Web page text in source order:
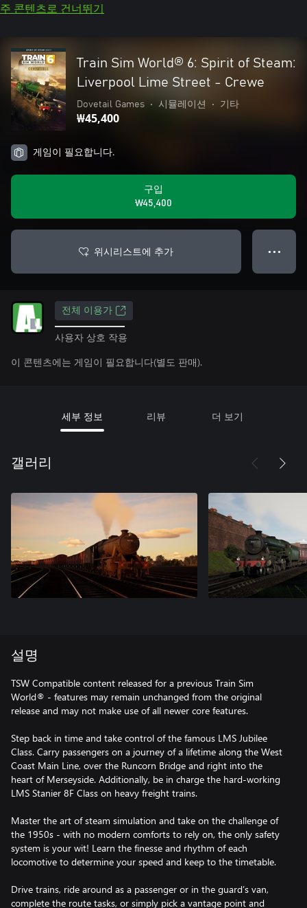
주 콘텐츠로 건너뛰기
Train Sim World® 6: Spirit of Steam:
Liverpool Lime Street - Crewe
Dovetail Games • 시뮬레이션 • 기타
₩45,400
게임이 필요합니다.
구입
₩45,400
위시리스트에 추가 ● ● ●
전체 이용가
사용자 상호 작용
이 콘텐츠에는 게임이 필요합니다(별도 판매).
세부 정보 리뷰 더 보기
갤러리
설명
TSW Compatible content released for a previous Train Sim
World® - features may remain unchanged from the original
release and may not make use of all newer core features.
Step back in time and take control of the famous LMS Jubilee
Class. Carry passengers on a journey of a lifetime along the West
Coast Main Line, over the Runcorn Bridge and right into the
heart of Merseyside. Additionally, be in charge the hard-working
LMS Stanier 8F Class on heavy freight trains.
Master the art of steam simulation and take on the challenge of
the 1950s - with no modern comforts to rely on, the only safety
system is your wit! Learn the finesse and rhythm of each
locomotive to determine your speed and keep to the timetable.
Drive trains, ride around as a passenger or in the guard’s van,
complete the route tasks, or simply pick a vantage point and